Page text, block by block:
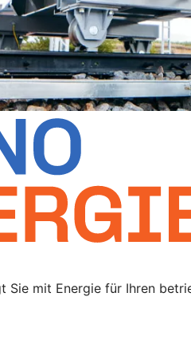
Sie mit Energie für Ihren